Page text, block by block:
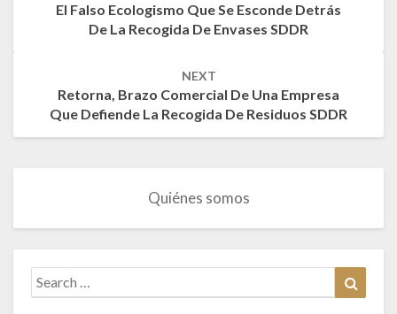
El Falso Ecologismo Que Se Esconde Detrás
De La Recogida De Envases SDDR
NEXT
Retorna, Brazo Comercial De Una Empresa
Que Defiende La Recogida De Residuos SDDR
Quiénes somos
Search
for: